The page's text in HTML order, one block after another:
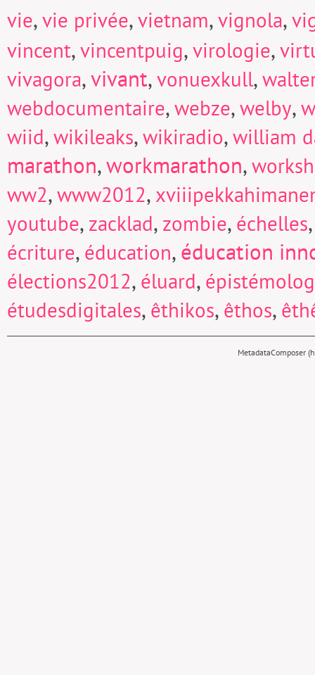
vie,vie privée,vietnam,vignola,
vincent,vincentpuig,virologie,
vivagora,vivant,vonuexkull,
webdocumentaire,webze,welby,
wiid,wikileaks,wikiradio,william
marathon,workmarathon,
ww2,www2012,
youtube, zacklad, zombie, échelles
écriture, éducation,éducation
élections2012, éluard,
étudesdigitales, êthikos, êthos,
MetadataComposer